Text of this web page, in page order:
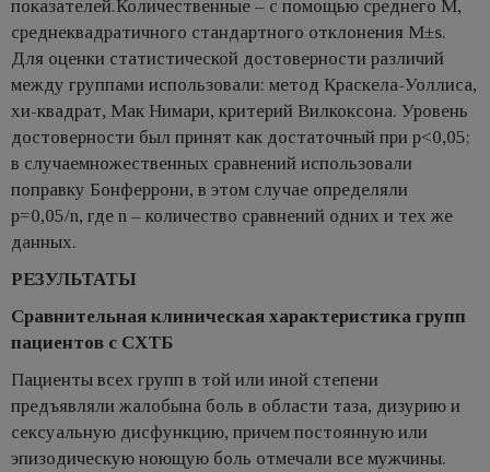
показателей.Количественные – с помощью среднего M,
среднеквадратичного стандартного отклонения M±s.
Для оценки статистической достоверности различий
между группами использовали: метод Краскела-Уоллиса,
хи-квадрат, Мак Нимари, критерий Вилкоксона. Уровень
достоверности был принят как достаточный при p<0,05;
в случаемножественных сравнений использовали
поправку Бонферрони, в этом случае определяли
р=0,05/n, где n – количество сравнений одних и тех же
данных.
РЕЗУЛЬТАТЫ
Сравнительная клиническая характеристика групп
пациентов с СХТБ
Пациенты всех групп в той или иной степени
предъявляли жалобына боль в области таза, дизурию и
сексуальную дисфункцию, причем постоянную или
эпизодическую ноющую боль отмечали все мужчины.